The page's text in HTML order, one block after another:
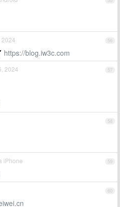
56
2024
https://blog.iw3c.com
57
2024
58
59
iPhone
60